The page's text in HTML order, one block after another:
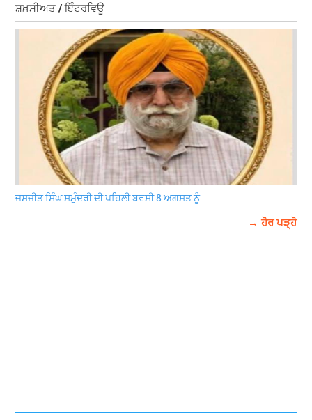
ਸ਼ਖ਼ਸੀਅਤ / ਇੰਟਰਵਿਊ
ਜਸਜੀਤ ਸਿੰਘ ਸਮੁੰਦਰੀ ਦੀ ਪਹਿਲੀ ਬਰਸੀ 8 ਅਗਸਤ ਨੂੰ
→ ਹੋਰ ਪੜ੍ਹੋ